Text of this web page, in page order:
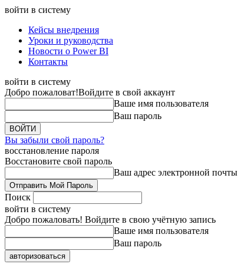
войти в систему
Кейсы внедрения
Уроки и руководства
Новости о Power BI
Контакты
войти в систему
Добро пожаловат!Войдите в свой аккаунт
Ваше имя пользователя
Ваш пароль
Вы забыли свой пароль?
восстановление пароля
Восстановите свой пароль
Ваш адрес электронной почты
Поиск
войти в систему
Добро пожаловать! Войдите в свою учётную запись
Ваше имя пользователя
Ваш пароль